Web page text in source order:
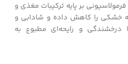
بر پایه ترکیبات مغذی و
خشکی را کاهش داده و شادابی و
درخشندگی و رایحه‌ای مطبوع به